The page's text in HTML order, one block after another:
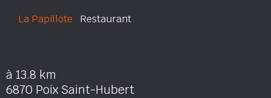
La Papillote Restaurant
à 13.8 km
6870 Poix Saint-Hubert